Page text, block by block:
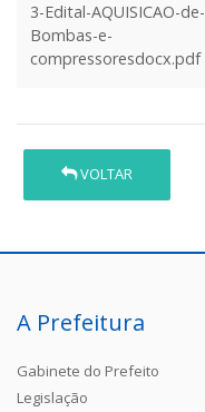
3-Edital-AQUISICAO-de-
Bombas-e-
compressoresdocx.pdf
VOLTAR
A Prefeitura
Gabinete do Prefeito
Legislação